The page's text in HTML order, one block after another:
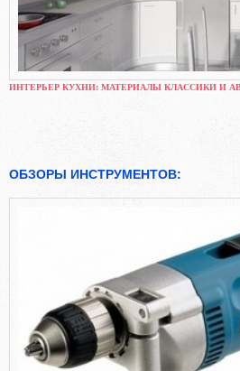
ИНТЕРЬЕР КУХНИ: МАТЕРИАЛЫ КЛАССИКИ И
ОБЗОРЫ ИНСТРУМЕНТОВ: